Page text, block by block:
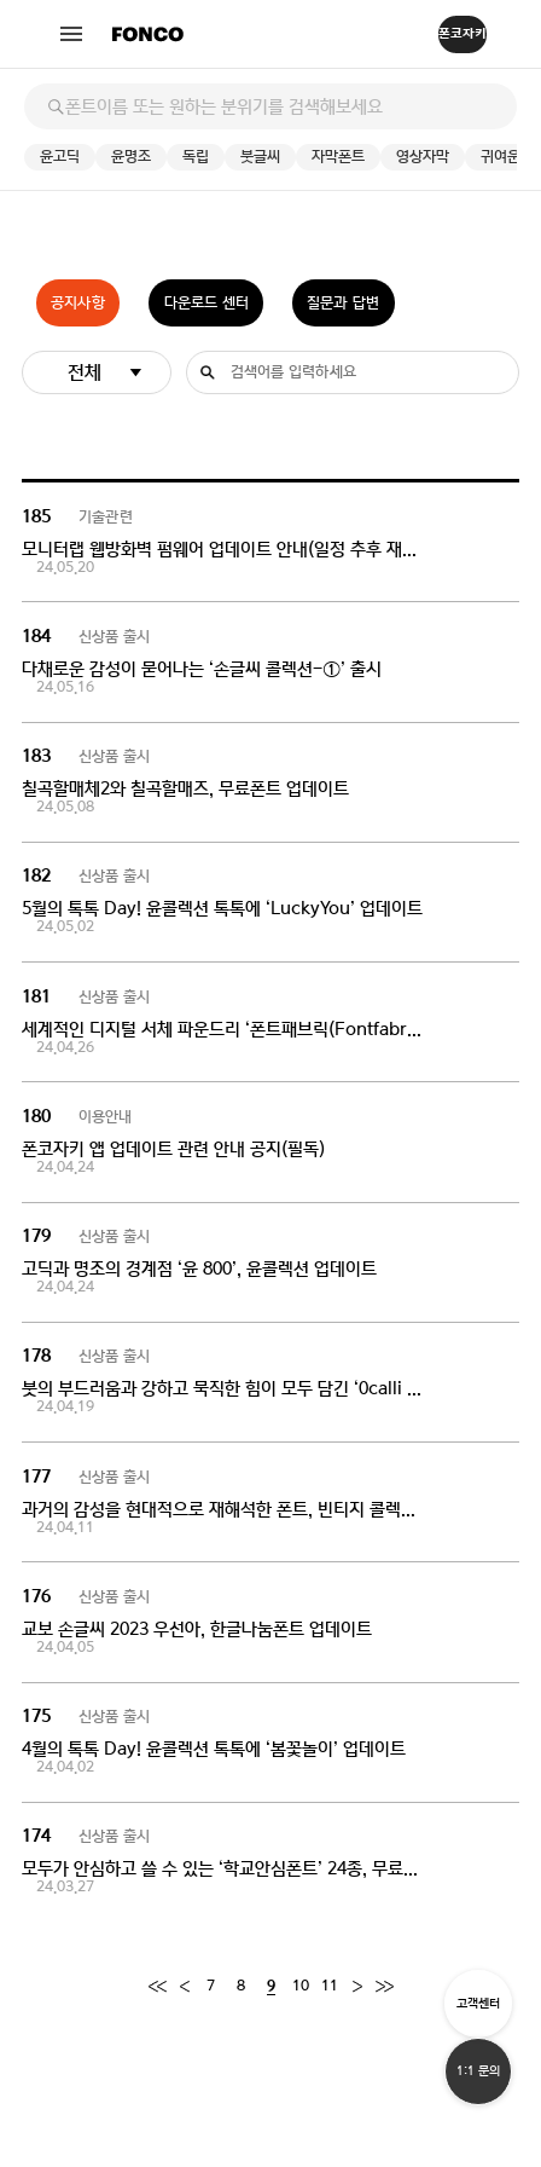
윤고딕 윤명조 독립 붓글씨 자막폰트 영상자막 귀여운
공지사항 다운로드 센터 질문과 답변
전체
185 기술관련
24.05.20
184 신상품 출시
다채로운 감성이 묻어나는 ‘손글씨 콜렉션-①’ 출시
24.05.16
183 신상품 출시
칠곡할매체2와 칠곡할매즈, 무료폰트 업데이트
24.05.08
182 신상품 출시
5월의 톡톡 Day! 윤콜렉션 톡톡에 ‘LuckyYou’ 업데이트
24.05.02
181 신상품 출시
세계적인 디지털 서체 파운드리 ‘폰트패브릭(Fontfabric)’ 폰코 입점
24.04.26
180 이용안내
폰코자키 앱 업데이트 관련 안내 공지(필독)
24.04.24
179 신상품 출시
고딕과 명조의 경계점 ‘윤 800’, 윤콜렉션 업데이트
24.04.24
178 신상품 출시
24.04.19
177 신상품 출시
24.04.11
176 신상품 출시
교보 손글씨 2023 우선아, 한글나눔폰트 업데이트
24.04.05
175 신상품 출시
4월의 톡톡 Day! 윤콜렉션 톡톡에 ‘봄꽃놀이’ 업데이트
24.04.02
174 신상품 출시
24.03.27
7 8 9 10 11
고객센터
1:1 문의